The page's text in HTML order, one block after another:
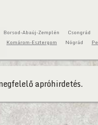
Borsod-Abaúj-Zemplén
Csongrád
Komárom-Esztergom Nógrád
apróhirdetés.